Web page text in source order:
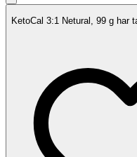
KetoCal 3:1 Netural, 99 g har